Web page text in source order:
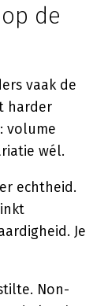
de
vaak de
harder
volume
wél.
echtheid.
Je
Non-